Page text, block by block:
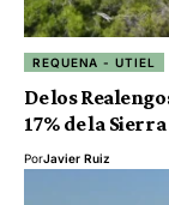
REQUENA - UTIEL
De los
17% de la
PorJavier Ruiz